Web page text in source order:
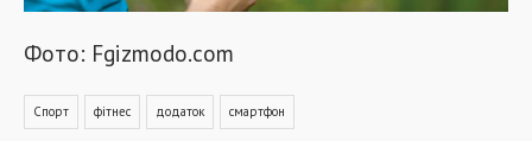
Фото: Fgizmodo.com
Спорт фітнес додаток смартфон